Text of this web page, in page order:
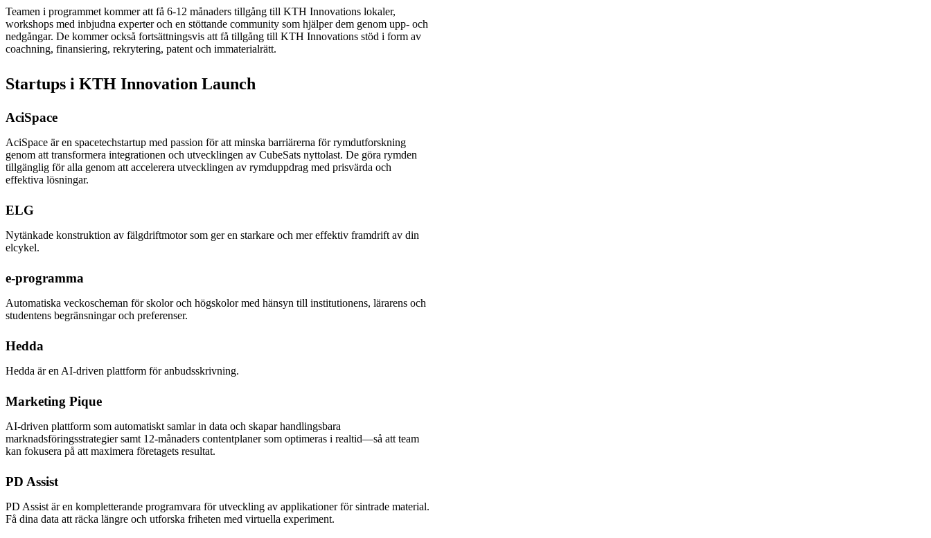
Teamen i programmet kommer att få 6-12 månaders tillgång till KTH Innovations lokaler,
workshops med inbjudna experter och en stöttande community som hjälper dem genom upp- och
nedgångar. De kommer också fortsättningsvis att få tillgång till KTH Innovations stöd i form av
coachning, finansiering, rekrytering, patent och immaterialrätt.
Startups i KTH Innovation Launch
AciSpace
AciSpace är en spacetechstartup med passion för att minska barriärerna för rymdutforskning
genom att transformera integrationen och utvecklingen av CubeSats nyttolast. De göra rymden
tillgänglig för alla genom att accelerera utvecklingen av rymduppdrag med prisvärda och
effektiva lösningar.
ELG
Nytänkade konstruktion av fälgdriftmotor som ger en starkare och mer effektiv framdrift av din
elcykel.
e-programma
Automatiska veckoscheman för skolor och högskolor med hänsyn till institutionens, lärarens och
studentens begränsningar och preferenser.
Hedda
Hedda är en AI-driven plattform för anbudsskrivning.
Marketing Pique
AI-driven plattform som automatiskt samlar in data och skapar handlingsbara
marknadsföringsstrategier samt 12-månaders contentplaner som optimeras i realtid—så att team
kan fokusera på att maximera företagets resultat.
PD Assist
PD Assist är en kompletterande programvara för utveckling av applikationer för sintrade material.
Få dina data att räcka längre och utforska friheten med virtuella experiment.